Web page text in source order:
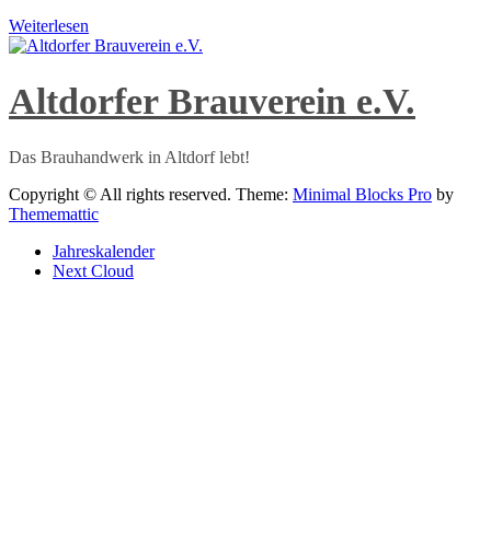
Weiterlesen
Altdorfer Brauverein e.V.
Das Brauhandwerk in Altdorf lebt!
Copyright © All rights reserved. Theme: Minimal Blocks Pro by
Thememattic
Jahreskalender
Next Cloud